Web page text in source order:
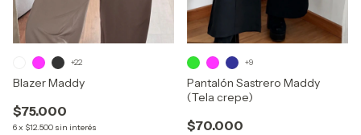
Blazer Maddy
$75.000
6x $12.500 sin interés
+22
Pantalón Sastrero Maddy
(Tela crepe)
$70.000
+9